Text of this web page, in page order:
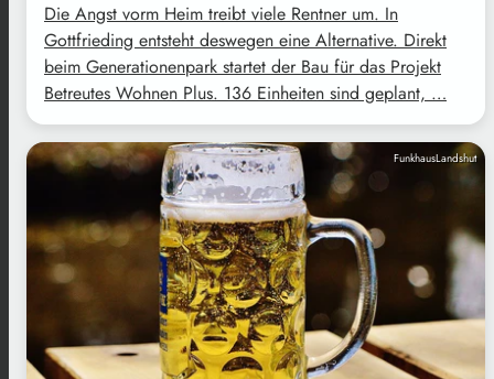
Die Angst vorm Heim treibt viele Rentner um. In
Gottfrieding entsteht deswegen eine Alternative. Direkt
beim Generationenpark startet der Bau für das Projekt
Betreutes Wohnen Plus. 136 Einheiten sind geplant, …
FunkhausLandshut